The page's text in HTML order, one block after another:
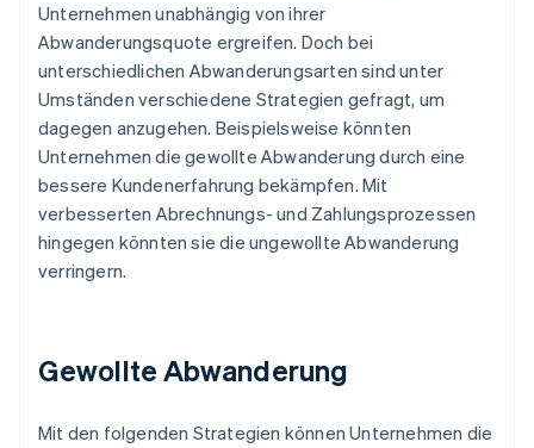
Unternehmen unabhängig von ihrer
Abwanderungsquote ergreifen. Doch bei
unterschiedlichen Abwanderungsarten sind unter
Umständen verschiedene Strategien gefragt, um
dagegen anzugehen. Beispielsweise könnten
Unternehmen die gewollte Abwanderung durch eine
bessere Kundenerfahrung bekämpfen. Mit
verbesserten Abrechnungs- und Zahlungsprozessen
hingegen könnten sie die ungewollte Abwanderung
verringern.
Gewollte Abwanderung
Mit den folgenden Strategien können Unternehmen die